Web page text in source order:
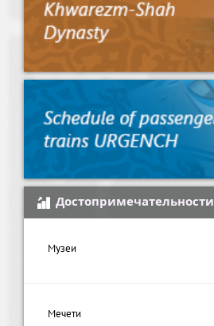
Достопримечательности
Музеи
Мечети